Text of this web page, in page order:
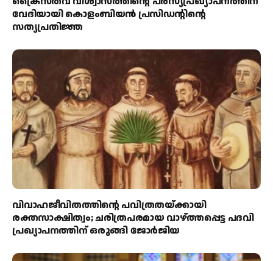
വേദിയായി കൊളംബിയൻ പ്രസിഡന്റിന്റെ
സത്യപ്രതിജ്ഞ
വിവാഹജീവിതത്തിന്റെ പവിത്രതയ്ക്കായി
രക്തസാക്ഷിത്വം; ചരിത്രപരമായ വാഴ്ത്തപ്പെട്ട പദവി
പ്രഖ്യാപനത്തിന് ഒരുങ്ങി ജോര്‍ജിയ